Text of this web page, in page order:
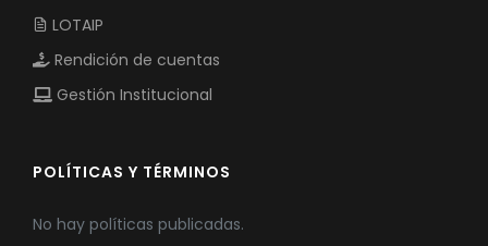
LOTAIP
Rendición de cuentas
Gestión Institucional
POLÍTICAS Y TÉRMINOS
No hay políticas publicadas.